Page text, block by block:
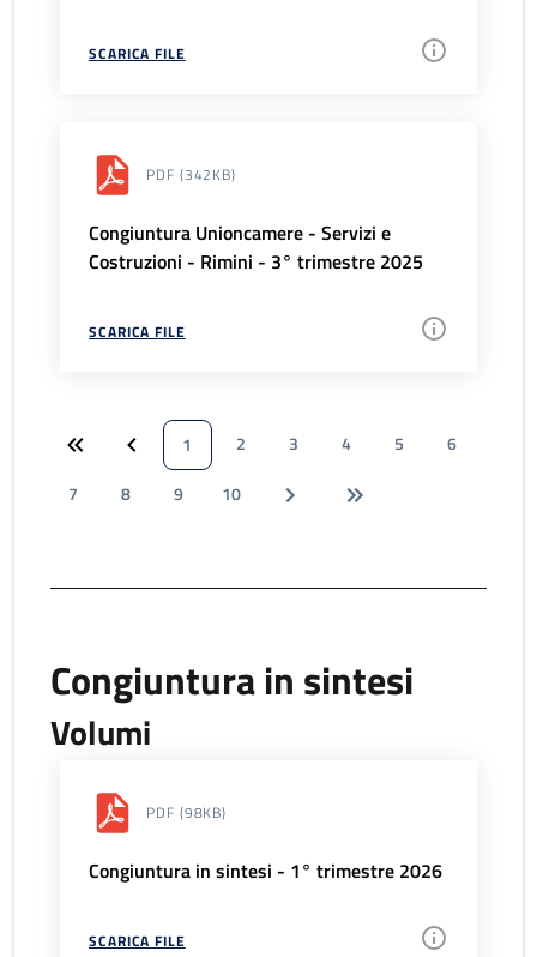
SCARICA FILE
PDF (342KB)
Congiuntura Unioncamere - Servizi e
Costruzioni - Rimini - 3° trimestre 2025
SCARICA FILE
1 2 3 4 5
6
7
8 9 10
Congiuntura in sintesi
Volumi
PDF (98KB)
Congiuntura in sintesi - 1° trimestre 2026
SCARICA FILE